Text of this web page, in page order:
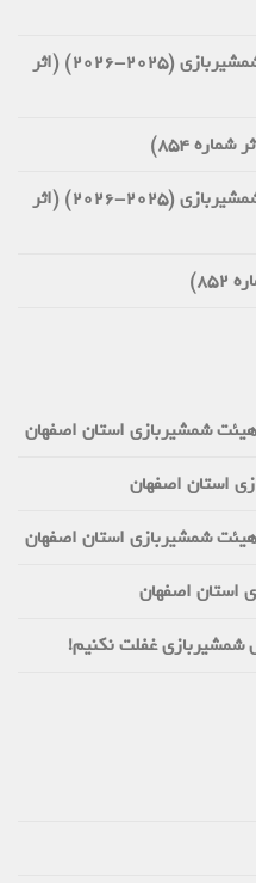
قوانین تکنیکی فدراسیون جهانی شمشیربازی (2025-2026) (اثر
854)
قوانین تکنیکی فدراسیون جهانی شمشیربازی (2025-2026) (اثر
هیئت شمشیربازی استان اصفهان
استان اصفهان
هیئت شمشیربازی استان اصفهان
استان اصفهان
شمشیربازی غفلت نکنیم!